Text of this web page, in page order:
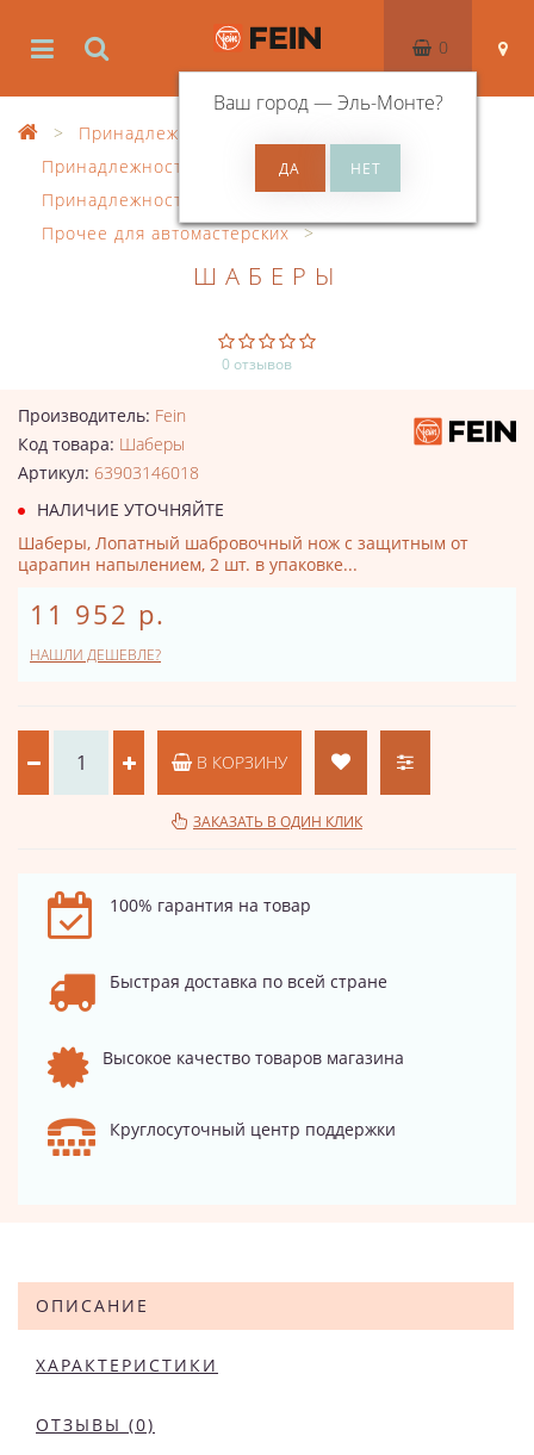
Ваш город —Эль-Монте?
0
Принадлежности
Принадлежности к осцил. инструменту
Принадлежности SuperCut
Прочее для автомастерских
ШАБЕРЫ
0 отзывов
Производитель: Fein
Код товара: Шаберы
Артикул: 63903146018
НАЛИЧИЕ УТОЧНЯЙТЕ
Шаберы, Лопатный шабровочный нож с защитным от
царапин напылением, 2 шт. в упаковке...
11 952 р.
НАШЛИ ДЕШЕВЛЕ?
В КОРЗИНУ
ЗАКАЗАТЬ В ОДИН КЛИК
100% гарантия на товар
Быстрая доставка по всей стране
Высокое качество товаров магазина
Круглосуточный центр поддержки
ОПИСАНИЕ
ХАРАКТЕРИСТИКИ
ОТЗЫВЫ (0)